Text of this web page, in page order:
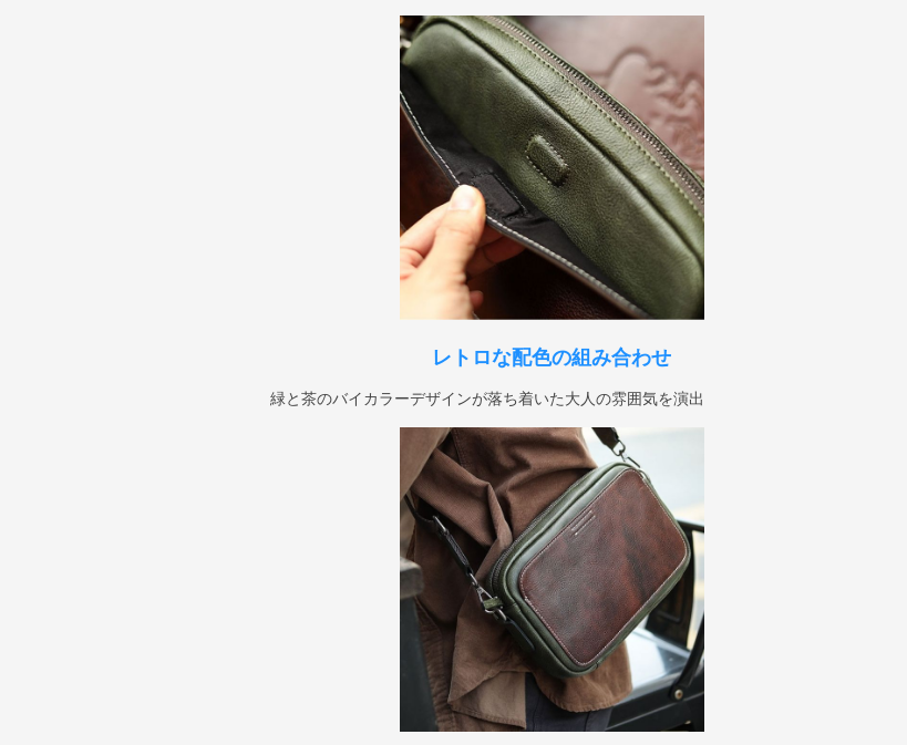
レトロな配色の組み合わせ
緑と茶のバイカラーデザインが落ち着いた大人の雰囲気を演出